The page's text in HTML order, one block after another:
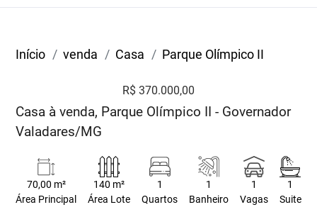
Início venda Casa Parque Olímpico II
R$ 370.000,00
Casa à venda, Parque Olímpico II - Governador
Valadares/MG
70,00 m²
Área Principal
140 m²
Área Lote
1
Quartos
1
Banheiro
1
Vagas
1
Suite